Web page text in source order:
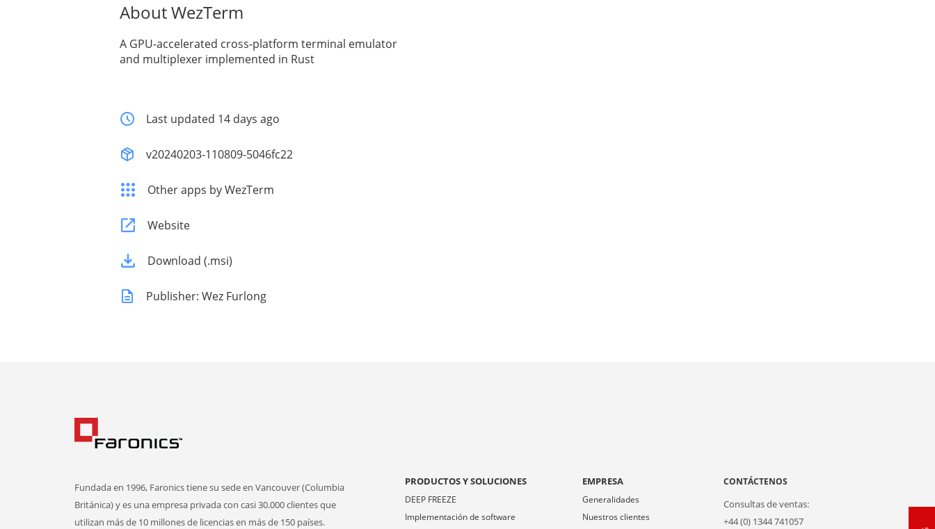
About WezTerm
A GPU-accelerated cross-platform terminal emulator
and multiplexer implemented in Rust
Last updated 14 days ago
v20240203-110809-5046fc22
Other apps by WezTerm
Website
Download (.msi)
Publisher: Wez Furlong
Fundada en 1996, Faronics tiene su sede en Vancouver (Columbia
Británica) y es una empresa privada con casi 30.000 clientes que
utilizan más de 10 millones de licencias en más de 150 países.
PRODUCTOS Y SOLUCIONES
DEEP FREEZE
Implementación de software
EMPRESA
Generalidades
Nuestros clientes
CONTÁCTENOS
Consultas de ventas:
+44 (0) 1344 741057